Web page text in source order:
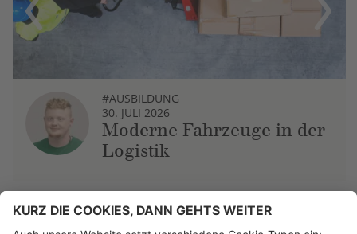
Previous
#AUSBILDUNG
30. JULI 2026
Moderne Fahrzeuge in der
Logistik
Next